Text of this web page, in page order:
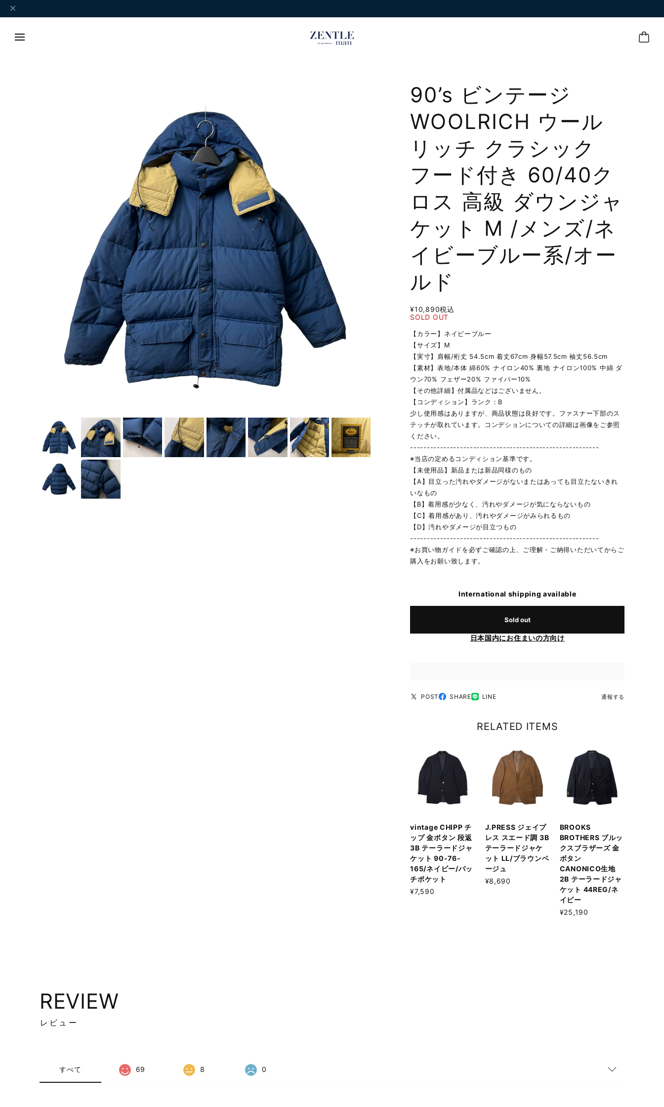
90’s ビンテージ
WOOLRICH ウール
リッチ クラシック
フード付き 60/40ク
ロス 高級 ダウンジャ
ケット M /メンズ/ネ
イビーブルー系/オー
ルド
¥10,890税込
SOLD OUT
【カラー】ネイビーブルー
【サイズ】M
【実寸】肩幅/裄丈 54.5cm 着丈67cm 身幅57.5cm 袖丈56.5cm
【素材】表地/本体 綿60% ナイロン40% 裏地 ナイロン100% 中綿 ダ
ウン70% フェザー20% ファイバー10%
【その他詳細】付属品などはございません。
【コンディション】ランク：B
少し使用感はありますが、商品状態は良好です。ファスナー下部のス
テッチが取れています。コンデションについての詳細は画像をご参照
ください。
---------------------------------------------------------
※当店の定めるコンディション基準です。
【未使用品】新品または新品同様のもの
【A】目立った汚れやダメージがないまたはあっても目立たないきれ
いなもの
【B】着用感が少なく、汚れやダメージが気にならないもの
【C】着用感があり、汚れやダメージがみられるもの
【D】汚れやダメージが目立つもの
---------------------------------------------------------
※お買い物ガイドを必ずご確認の上、ご理解・ご納得いただいてからご
購入をお願い致します。
International shipping available
Sold out
日本国内にお住まいの方向け
POST SHARE LINE 通報する
RELATED ITEMS
vintage CHIPP チ
ップ 金ボタン 段返
3B テーラードジャ
ケット 90-76-
165/ネイビー/パッ
チポケット
¥7,590
J.PRESS ジェイプ
レス スエード調 3B
テーラードジャケ
ット LL/ブラウンベ
ージュ
¥8,690
BROOKS
BROTHERS ブルッ
クスブラザーズ 金
ボタン
CANONICO生地
2B テーラードジャ
ケット 44REG/ネ
イビー
¥25,190
REVIEW
レビュー
すべて 69 8 0